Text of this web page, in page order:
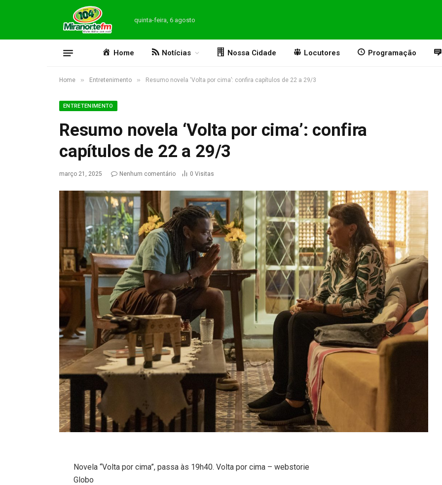
quinta-feira, 6 agosto
Home Notícias Nossa Cidade Locutores Programação
Home » Entretenimento » Resumo novela ‘Volta por cima’: confira capítulos de 22 a 29/3
ENTRETENIMENTO
Resumo novela ‘Volta por cima’: confira
capítulos de 22 a 29/3
março 21, 2025 Nenhum comentário 0 Visitas
Novela “Volta por cima”, passa às 19h40. Volta por cima – webstorie
Globo